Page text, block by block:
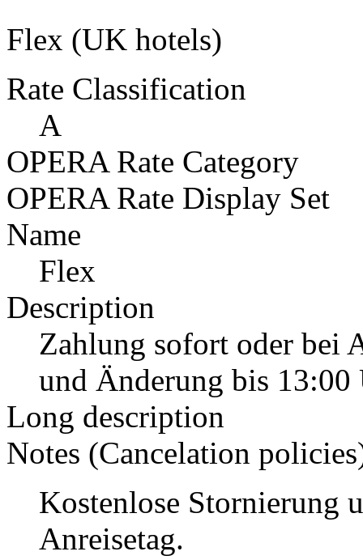
Flex (UK hotels)
Rate Classification
A
OPERA Rate Category
OPERA Rate Display Set
Name
Flex
Description
Zahlung sofort oder bei
und Änderung bis 13:00
Long description
Notes (Cancelation
Kostenlose Stornierung
Anreisetag.